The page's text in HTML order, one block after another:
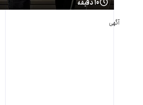
۱۰ دقیقه
آگهی